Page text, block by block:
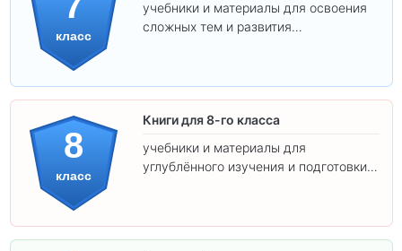
класс
учебники и материалы для освоения
сложных тем и развития
8
класс
Книги для 8-го класса
учебники и материалы для
углублённого изучения и подготовки к